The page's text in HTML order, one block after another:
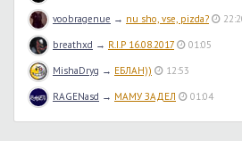
voobragenue → nu sho, vse, pizda?
breathxd → R.I.P 16.08.2017 01:05
MishaDryg → ЕБЛАН)) 12:53
RAGENasd → МАМУ ЗАДЕЛ 01:04